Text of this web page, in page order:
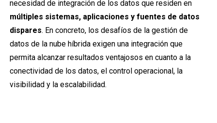
necesidad de integración de los datos que residen en
múltiples sistemas, aplicaciones y fuentes de datos
dispares. En concreto, los desafíos de la gestión de
datos de la nube híbrida exigen una integración que
permita alcanzar resultados ventajosos en cuanto a la
conectividad de los datos, el control operacional, la
visibilidad y la escalabilidad.